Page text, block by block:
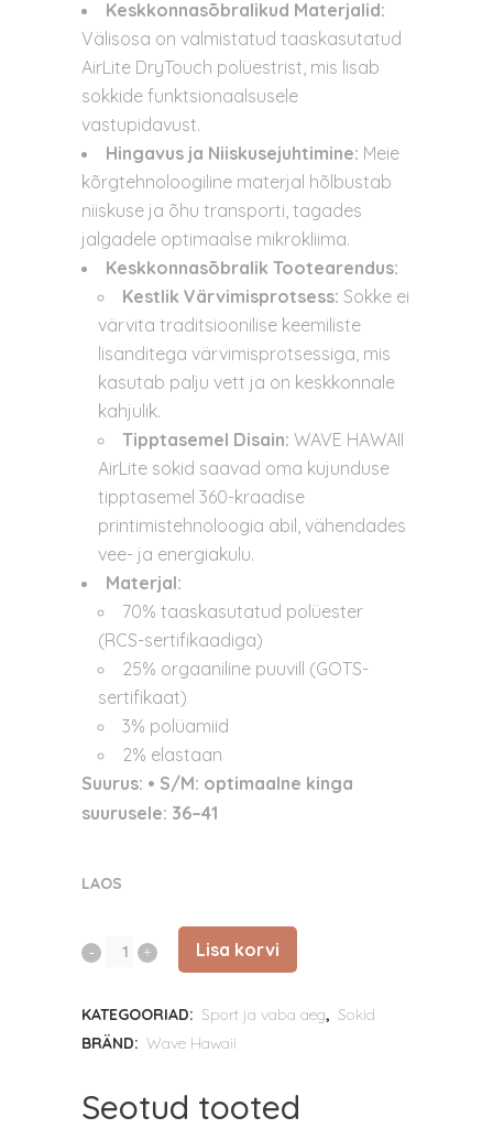
Keskkonnasõbralikud Materjalid:
Välisosa on valmistatud taaskasutatud
AirLite DryTouch polüestrist, mis lisab
sokkide funktsionaalsusele
vastupidavust.
Hingavus ja Niiskusejuhtimine: Meie
kõrgtehnoloogiline materjal hõlbustab
niiskuse ja õhu transporti, tagades
jalgadele optimaalse mikrokliima.
Keskkonnasõbralik Tootearendus:
Kestlik Värvimisprotsess: Sokke ei
värvita traditsioonilise keemiliste
lisanditega värvimisprotsessiga, mis
kasutab palju vett ja on keskkonnale
kahjulik.
Tipptasemel Disain: WAVE HAWAII
AirLite sokid saavad oma kujunduse
tipptasemel 360-kraadise
printimistehnoloogia abil, vähendades
vee- ja energiakulu.
Materjal:
70% taaskasutatud polüester
(RCS-sertifikaadiga)
25% orgaaniline puuvill (GOTS-
sertifikaat)
3% polüamiid
2% elastaan
Suurus: • S/M: optimaalne kinga
suurusele: 36–41
LAOS
WAVE
AirLite
D3
Lisa korvi
KATEGOORIAD: Sport ja vaba aeg, Sokid
BRÄND: Wave Hawaii
Seotud tooted